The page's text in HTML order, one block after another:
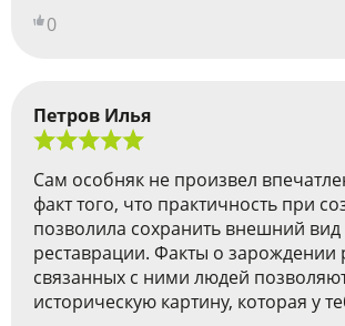
0
Петров Илья
Сам особняк не произвел
факт того, что практичность при
позволила сохранить внешний вид
реставрации. Факты о зарождении
связанных с ними людей
историческую картину, которая у